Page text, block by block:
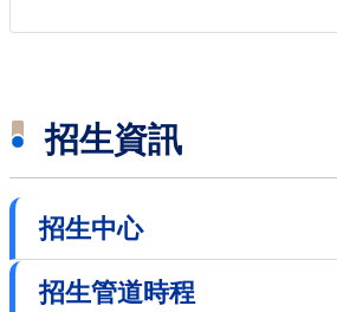
招生資訊
招生中心
招生管道時程